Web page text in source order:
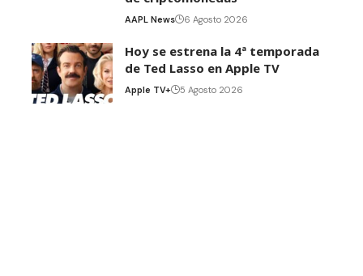
AAPL News 6 Agosto 2026
Hoy se estrena la 4ª temporada
de Ted Lasso en Apple TV
Apple TV+ 5 Agosto 2026